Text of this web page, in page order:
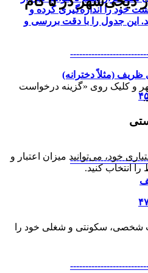
خود را اندازه‌گیری کرده و
جدول را با دقت بررسی و
(مثلاً دخترانه)
و کلیک روی «گزینه درخواست
خود، می‌توانید میزان اعتبار و
انتخاب کنید.
شخصی، سکونتی و شغلی خود را